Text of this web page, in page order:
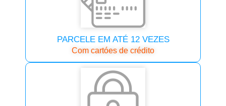
PARCELE EM ATÉ 12 VEZES
Com cartóes de crédito